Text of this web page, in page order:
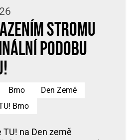
stromu
podobu
Brno
Den Země
Brno
na Den země